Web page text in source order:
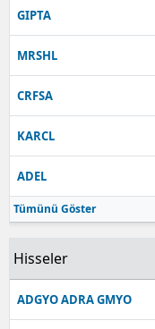
GIPTA
MRSHL
CRFSA
KARCL
ADEL
Tümünü Göster
Hisseler
ADGYO ADRA GMYO